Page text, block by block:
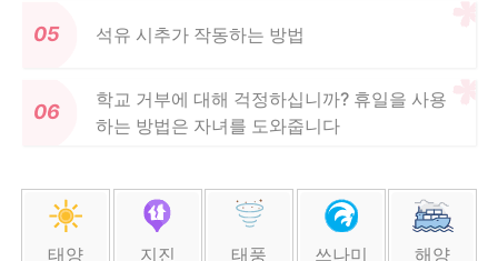
석유 시추가 작동하는 방법
학교 거부에 대해 걱정하십니까? 휴일을 사용
하는 방법은 자녀를 도와줍니다
태양 지진 태풍 쓰나미 해양